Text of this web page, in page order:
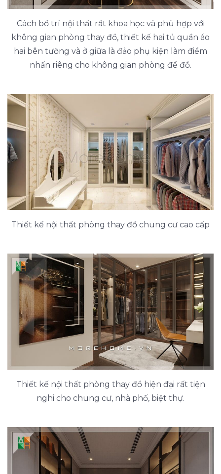
Cách bố trí nội thất rất khoa học và phù hợp với
không gian phòng thay đồ, thiết kế hai tủ quần áo
hai bên tường và ở giữa là đảo phụ kiện làm điểm
nhấn riêng cho không gian phòng để đồ.
Thiết kế nội thất phòng thay đồ chung cư cao cấp
Thiết kế nội thất phòng thay đồ hiện đại rất tiện
nghi cho chung cư, nhà phố, biệt thự.